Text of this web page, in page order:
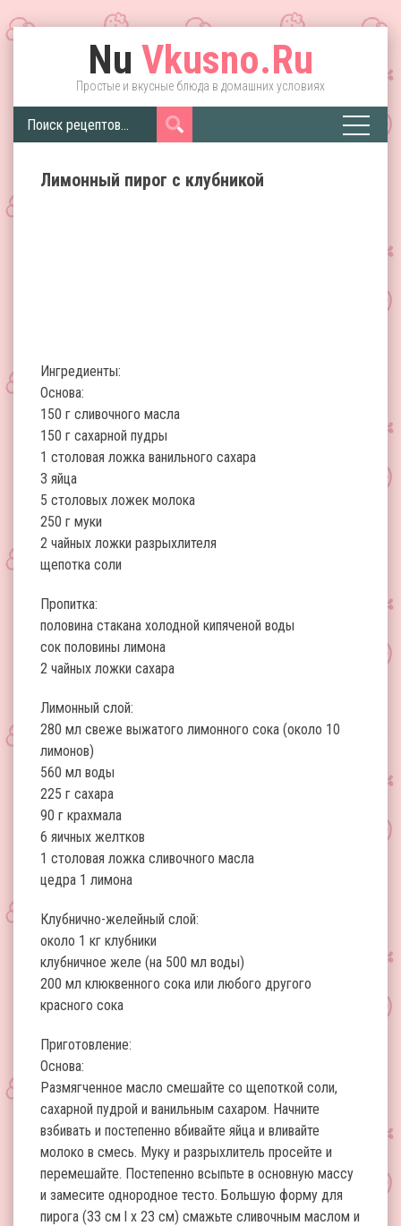
Nu Vkusno.Ru
Простые и вкусные блюда в домашних условиях
Лимонный пирог с клубникой
Ингредиенты:
Основа:
150 г сливочного масла
150 г сахарной пудры
1 столовая ложка ванильного сахара
3 яйца
5 столовых ложек молока
250 г муки
2 чайных ложки разрыхлителя
щепотка соли
Пропитка:
половина стакана холодной кипяченой воды
сок половины лимона
2 чайных ложки сахара
Лимонный слой:
280 мл свеже выжатого лимонного сока (около 10
лимонов)
560 мл воды
225 г сахара
90 г крахмала
6 яичных желтков
1 столовая ложка сливочного масла
цедра 1 лимона
Клубнично-желейный слой:
около 1 кг клубники
клубничное желе (на 500 мл воды)
200 мл клюквенного сока или любого другого
красного сока
Приготовление:
Основа:
Размягченное масло смешайте со щепоткой соли,
сахарной пудрой и ванильным сахаром. Начните
взбивать и постепенно вбивайте яйца и вливайте
молоко в смесь. Муку и разрыхлитель просейте и
перемешайте. Постепенно всыпьте в основную массу
и замесите однородное тесто. Большую форму для
пирога (33 см l x 23 см) смажьте сливочным маслом и